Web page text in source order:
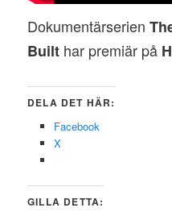
Dokumentärserien
Built har premiär på
DELA DET HÄR:
Facebook
X
GILLA DETTA: